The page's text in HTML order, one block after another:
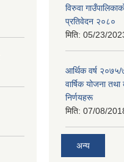
विरुवा
प्रतिवेदन २०८०
मिति: 05/23/
आर्थिक वर्ष २०७५/
वार्षिक योजना
निर्णयहरू
मिति: 07/08/
अन्य